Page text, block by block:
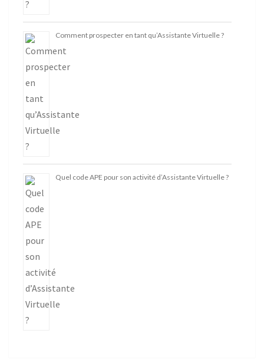
Comment prospecter en tant qu’Assistante Virtuelle ?
Quel code APE pour son activité d’Assistante Virtuelle ?